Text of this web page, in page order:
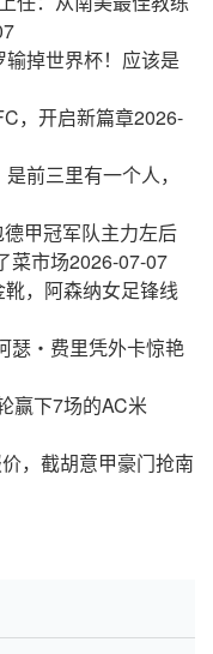
掉世界杯！应该是
，开启新篇章2026-
前三里有一个人，
甲冠军队主力左后
菜市场2026-07-07
，阿森纳女足锋线
瑟・费里凭外卡惊艳
赢下7场的AC米
，截胡意甲豪门抢南